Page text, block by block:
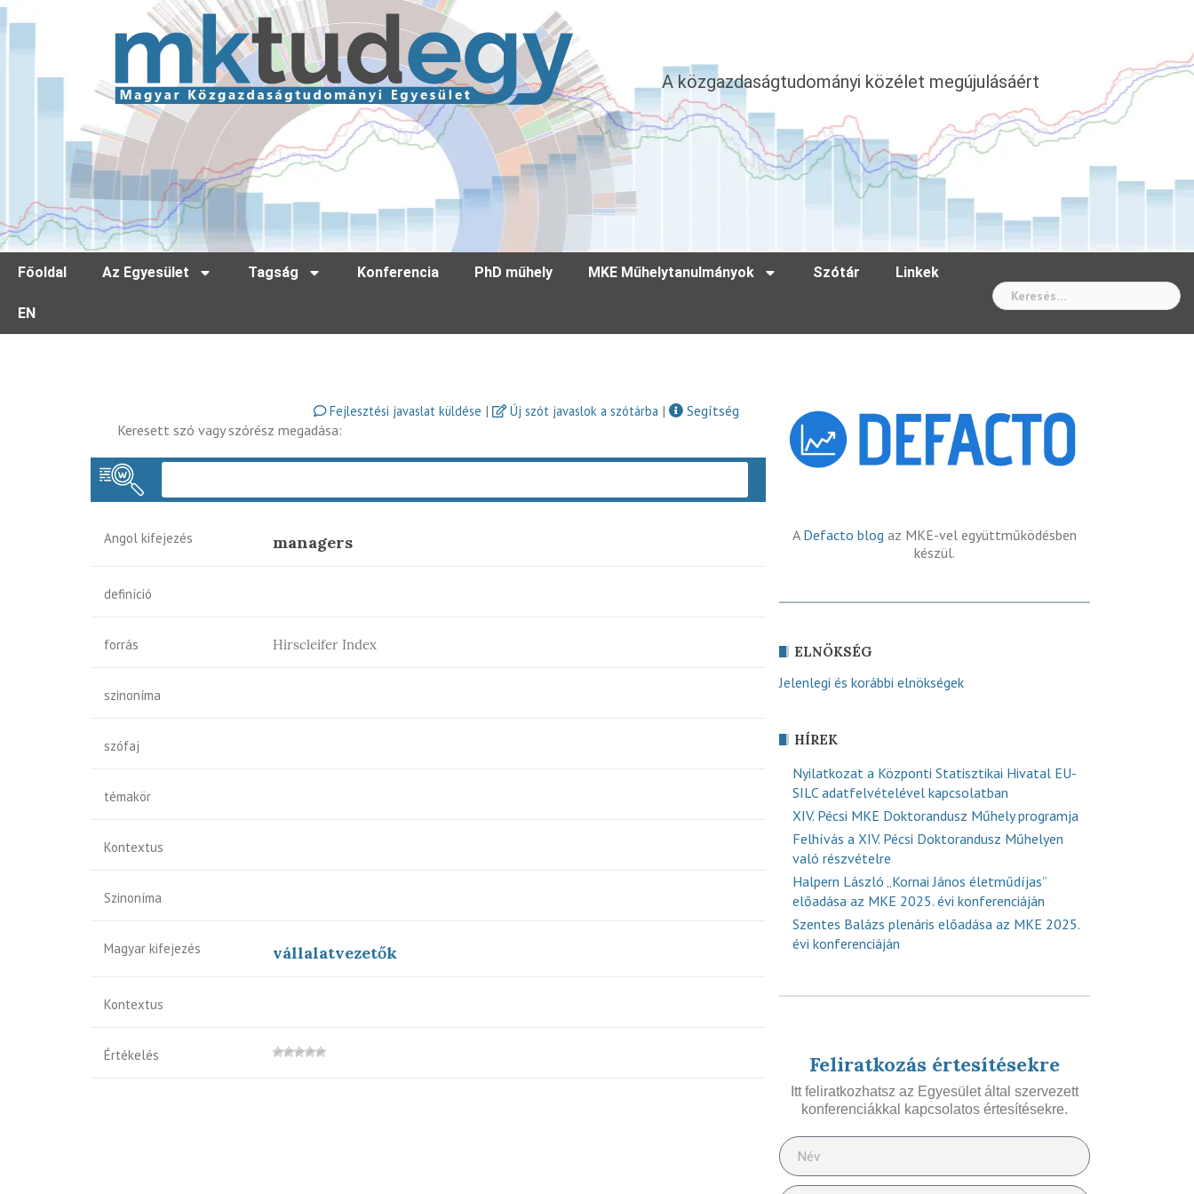
A közgazdaságtudományi közélet megújulásáért
Főoldal Az Egyesület Tagság Konferencia PhD műhely MKE Műhelytanulmányok Szótár Linkek
EN
Fejlesztési javaslat küldése | Új szót javaslok a szótárba |
Segítség
Keresett szó vagy szórész megadása:
Angol kifejezés managers
definíció
forrás Hirscleifer Index
szinoníma
szófaj
témakör
Kontextus
Szinoníma
Magyar kifejezés vállalatvezetők
Kontextus
Értékelés
A Defacto blog az MKE-vel együttműködésben
készül.
ELNÖKSÉG
Jelenlegi és korábbi elnökségek
HÍREK
Nyilatkozat a Központi Statisztikai Hivatal EU-
SILC adatfelvételével kapcsolatban
XIV. Pécsi MKE Doktorandusz Műhely programja
Felhívás a XIV. Pécsi Doktorandusz Műhelyen
való részvételre
Halpern László „Kornai János életműdíjas”
előadása az MKE 2025. évi konferenciáján
Szentes Balázs plenáris előadása az MKE 2025.
évi konferenciáján
Feliratkozás értesítésekre
Itt feliratkozhatsz az Egyesület által szervezett
konferenciákkal kapcsolatos értesítésekre.